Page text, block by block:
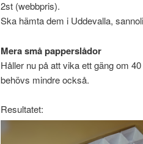
2st (webbpris).
Ska hämta dem i Uddevalla,
Mera små papperslådor
Håller nu på att vika ett gäng om
behövs mindre också.
Resultatet: